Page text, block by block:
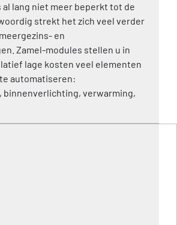
lang niet meer beperkt tot de
strekt het zich veel verder
en
Zamel-modules stellen u in
lage kosten veel elementen
automatiseren:
verwarming,